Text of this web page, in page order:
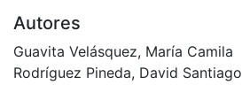
Autores
Guavita Velásquez, María Camila
Rodríguez Pineda, David Santiago